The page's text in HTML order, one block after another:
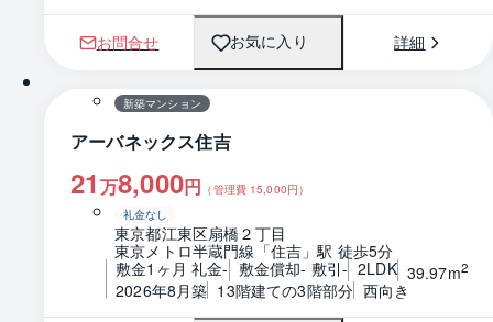
お問合せ お気に入り 詳細
1 / 0 間取り
新築マンション
アーバネックス住吉
21 万8,000円 （管理費 15,000円）
礼金なし
東京都江東区扇橋２丁目
東京メトロ半蔵門線「住吉」駅 徒歩5分
敷金1ヶ月 礼金- 敷金償却- 敷引- 2LDK 39.97m2
2026年8月築 13階建ての3階部分 西向き